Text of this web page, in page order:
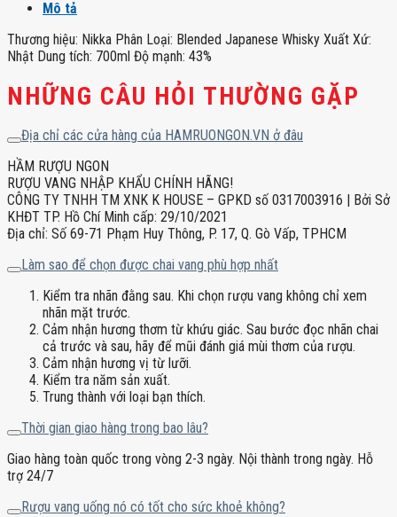
Mô tả
Thương hiệu: Nikka Phân Loại: Blended Japanese Whisky Xuất Xứ:
Nhật Dung tích: 700ml Độ mạnh: 43%
NHỮNG CÂU HỎI THƯỜNG GẶP
Địa chỉ các cửa hàng của HAMRUONGON.VN ở đâu
HẦM RƯỢU NGON
RƯỢU VANG NHẬP KHẨU CHÍNH HÃNG!
CÔNG TY TNHH TM XNK K HOUSE – GPKD số 0317003916 | Bởi Sở
KHĐT TP. Hồ Chí Minh cấp: 29/10/2021
Địa chỉ: Số 69-71 Phạm Huy Thông, P. 17, Q. Gò Vấp, TPHCM
Làm sao để chọn được chai vang phù hợp nhất
Kiểm tra nhãn đằng sau. Khi chọn rượu vang không chỉ xem
nhãn mặt trước.
Cảm nhận hương thơm từ khứu giác. Sau bước đọc nhãn chai
cả trước và sau, hãy để mũi đánh giá mùi thơm của rượu.
Cảm nhận hương vị từ lưỡi.
Kiểm tra năm sản xuất.
Trung thành với loại bạn thích.
Thời gian giao hàng trong bao lâu?
Giao hàng toàn quốc trong vòng 2-3 ngày. Nội thành trong ngày. Hỗ
trợ 24/7
Rượu vang uống nó có tốt cho sức khoẻ không?